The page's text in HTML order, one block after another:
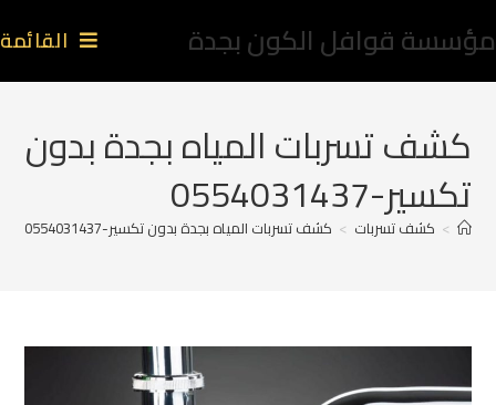
مؤسسة قوافل الكون بجدة القائمة
كشف تسربات المياه بجدة بدون
تكسير-0554031437
> كشف تسربات > كشف تسربات المياه بجدة بدون تكسير-0554031437